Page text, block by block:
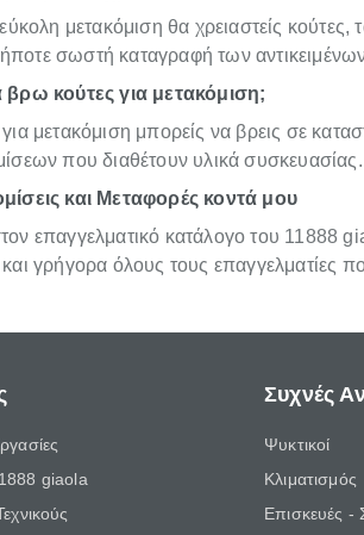
εύκολη μετακόμιση θα χρειαστείς κούτες,
σωστή καταγραφή των
βρω κούτες για μετακόμιση;
μετακόμιση μπορείς να βρεις σε
που διαθέτουν υλικά συσκευασίας.
και Μεταφορές κοντά μου
επαγγελματικό κατάλογο του 11888
γρήγορα όλους τους επαγγελματίες
giaola
Συχνές
Ψυκτικοί
Κλιματισμός
Επισκευές -